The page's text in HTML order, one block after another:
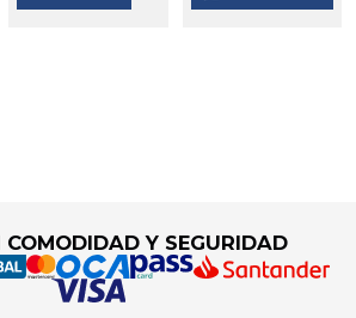
COMODIDAD Y SEGURIDAD